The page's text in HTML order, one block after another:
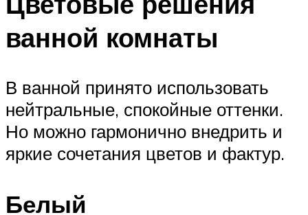
ванной комнаты
В ванной принято использовать
нейтральные, спокойные оттенки.
Но можно гармонично внедрить и
яркие сочетания цветов и фактур.
Белый